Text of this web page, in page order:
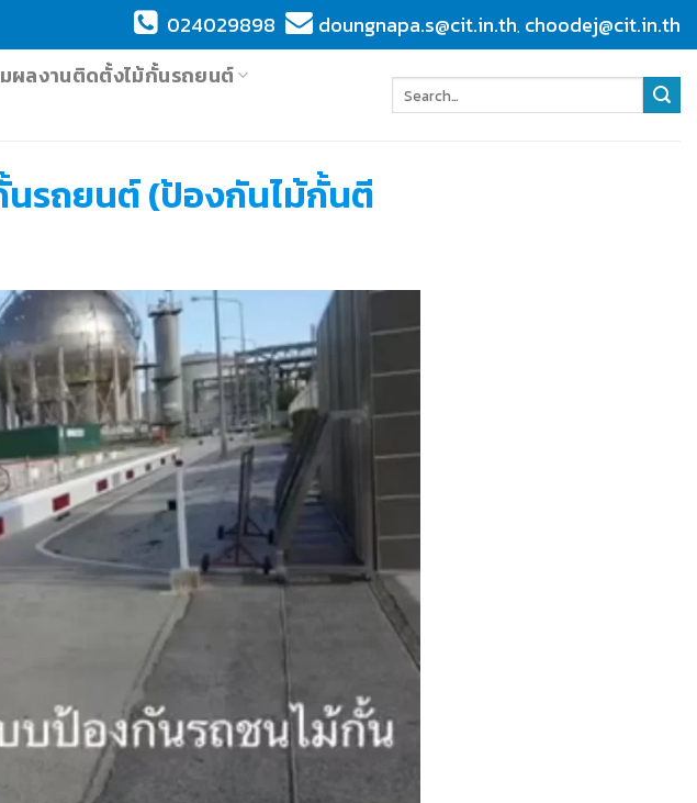
024029898 doungnapa.s@cit.in.th, choodej@cit.in.th
ผลงานติดตั้งไม้กั้นรถยนต์
นรถยนต์ (ป้องกันไม้กั้นตี